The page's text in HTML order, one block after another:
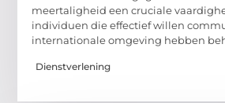
meertaligheid een cruciale
individuen die effectief willen
internationale omgeving hebben
Dienstverlening